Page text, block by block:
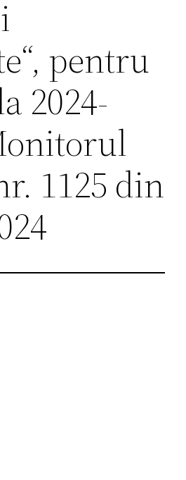
pentru
2024-
1125 din